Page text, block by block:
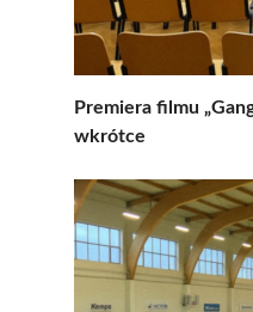
Premiera filmu
wkrótce